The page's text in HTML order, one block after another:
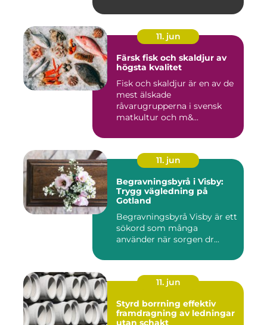
11. jun
Färsk fisk och skaldjur av
högsta kvalitet
Fisk och skaldjur är en av de
mest älskade
råvarugrupperna i svensk
matkultur och m&...
11. jun
Begravningsbyrå i Visby:
Trygg vägledning på
Gotland
Begravningsbyrå Visby är ett
sökord som många
använder när sorgen dr...
11. jun
Styrd borrning effektiv
framdragning av ledningar
utan schakt